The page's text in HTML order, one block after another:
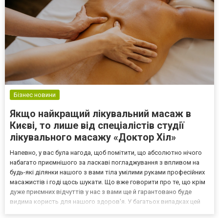
Бізнес новини
Якщо найкращий лікувальний масаж в
Києві, то лише від спеціалістів студії
лікувального масажу «Доктор Хіл»
Напевно, у вас була нагода, щоб помітити, що абсолютно нічого
набагато приємнішого за ласкаві погладжування з впливом на
будь-які ділянки нашого з вами тіла умілими руками професійних
масажистів і годі щось шукати. Що вже говорити про те, що крім
дуже приємних відчуттів у нас з вами ще й гарантовано буде
видима користь для нашого здоров'я. У багатьох випадках цей